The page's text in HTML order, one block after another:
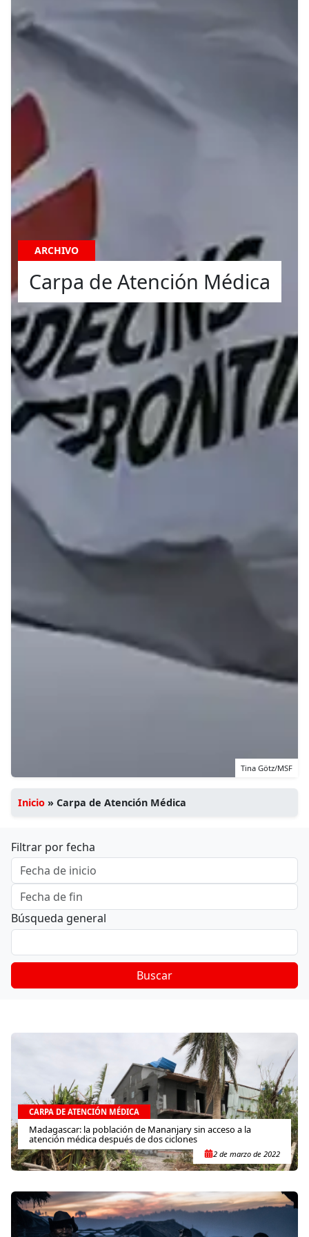
ARCHIVO
Carpa de Atención Médica
Tina Götz/MSF
Inicio » Carpa de Atención Médica
Filtrar por fecha
Búsqueda general
Buscar
CARPA DE ATENCIÓN MÉDICA
Madagascar: la población de Mananjary sin acceso a la
atención médica después de dos ciclones
2 de marzo de 2022